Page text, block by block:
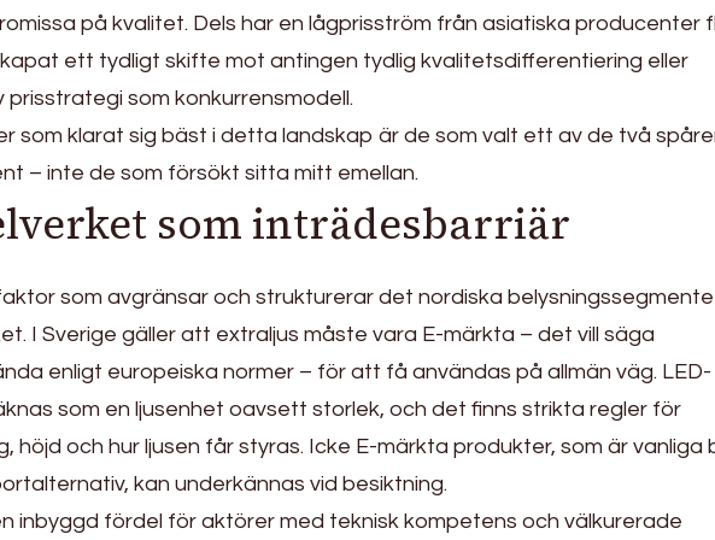
på kvalitet. Dels har en lågprisström från asiatiska producenter
ett tydligt skifte mot antingen tydlig kvalitetsdifferentiering eller
prisstrategi som konkurrensmodell.
som klarat sig bäst i detta landskap är de som valt ett av de två
– inte de som försökt sitta mitt emellan.
som inträdesbarriär
som avgränsar och strukturerar det nordiska
I Sverige gäller att extraljus måste vara E-märkta – det vill säga
enligt europeiska normer – för att få användas på allmän väg. LED-
som en ljusenhet oavsett storlek, och det finns strikta regler för
höjd och hur ljusen får styras. Icke E-märkta produkter, som är vanliga
kan underkännas vid besiktning.
inbyggd fördel för aktörer med teknisk kompetens och välkurerade